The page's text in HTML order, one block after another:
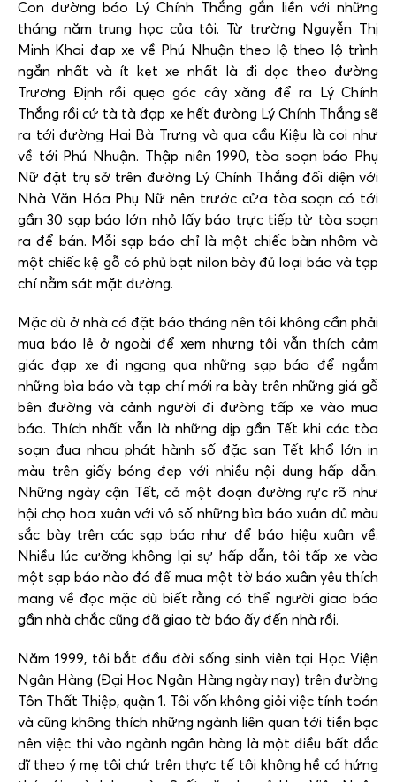
Con đường báo Lý Chính Thắng gắn liền với những
tháng năm trung học của tôi. Từ trường Nguyễn Thị
Minh Khai đạp xe về Phú Nhuận theo lộ theo lộ trình
ngắn nhất và ít kẹt xe nhất là đi dọc theo đường
Trương Định rồi quẹo góc cây xăng để ra Lý Chính
Thắng rồi cứ tà tà đạp xe hết đường Lý Chính Thắng sẽ
ra tới đường Hai Bà Trưng và qua cầu Kiệu là coi như
về tới Phú Nhuận. Thập niên 1990, tòa soạn báo Phụ
Nữ đặt trụ sở trên đường Lý Chính Thắng đối diện với
Nhà Văn Hóa Phụ Nữ nên trước cửa tòa soạn có tới
gần 30 sạp báo lớn nhỏ lấy báo trực tiếp từ tòa soạn
ra để bán. Mỗi sạp báo chỉ là một chiếc bàn nhôm và
một chiếc kệ gỗ có phủ bạt nilon bày đủ loại báo và tạp
chí nằm sát mặt đường.
Mặc dù ở nhà có đặt báo tháng nên tôi không cần phải
mua báo lẻ ở ngoài để xem nhưng tôi vẫn thích cảm
giác đạp xe đi ngang qua những sạp báo để ngắm
những bìa báo và tạp chí mới ra bày trên những giá gỗ
bên đường và cảnh người đi đường tấp xe vào mua
báo. Thích nhất vẫn là những dịp gần Tết khi các tòa
soạn đua nhau phát hành số đặc san Tết khổ lớn in
màu trên giấy bóng đẹp với nhiều nội dung hấp dẫn.
Những ngày cận Tết, cả một đoạn đường rực rỡ như
hội chợ hoa xuân với vô số những bìa báo xuân đủ màu
sắc bày trên các sạp báo như để báo hiệu xuân về.
Nhiều lúc cưỡng không lại sự hấp dẫn, tôi tấp xe vào
một sạp báo nào đó để mua một tờ báo xuân yêu thích
mang về đọc mặc dù biết rằng có thể người giao báo
gần nhà chắc cũng đã giao tờ báo ấy đến nhà rồi.
Năm 1999, tôi bắt đầu đời sống sinh viên tại Học Viện
Ngân Hàng (Đại Học Ngân Hàng ngày nay) trên đường
Tôn Thất Thiệp, quận 1. Tôi vốn không giỏi việc tính toán
và cũng không thích những ngành liên quan tới tiền bạc
nên việc thi vào ngành ngân hàng là một điều bất đắc
dĩ theo ý mẹ tôi chứ trên thực tế tôi không hề có hứng